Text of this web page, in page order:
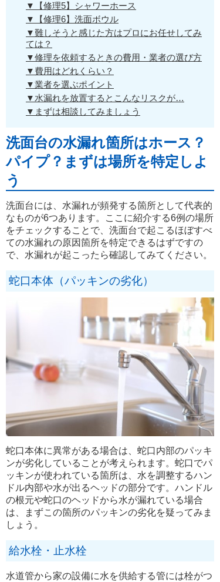
▼【修理5】シャワーホース
▼【修理6】洗面ボウル
▼難しそうと感じた方はプロにお任せしてみ
ては？
▼修理を依頼するときの費用・業者の選び方
▼費用はどれくらい？
▼業者を選ぶポイント
▼水漏れを放置するとこんなリスクが…
▼まずは相談してみましょう
洗面台の水漏れ箇所はホース？
パイプ？まずは場所を特定しよ
う
洗面台には、水漏れが頻発する箇所として代表的
なものが6つあります。ここに紹介する6例の場所
をチェックすることで、洗面台で起こるほぼすべ
ての水漏れの原因箇所を特定できるはずですの
で、水漏れが起こったら確認してみてください。
蛇口本体（パッキンの劣化）
蛇口本体に異常がある場合は、蛇口内部のパッキ
ンが劣化していることが考えられます。蛇口でパ
ッキンが使われている箇所は、水を調整するハン
ドル内部や水が出るヘッドの部分です。ハンドル
の根元や蛇口のヘッドから水が漏れている場合
は、まずこの箇所のパッキンの劣化を疑ってみま
しょう。
給水栓・止水栓
水道管から家の設備に水を供給する管には栓がつ